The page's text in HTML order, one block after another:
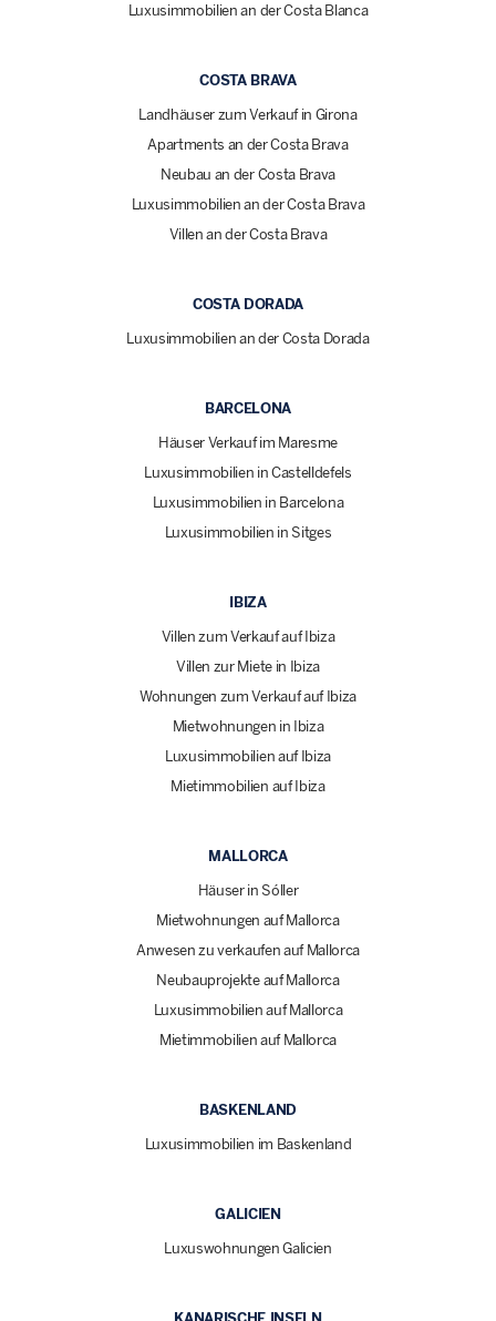
Luxusimmobilien an der Costa Blanca
COSTA BRAVA
Landhäuser zum Verkauf in Girona
Apartments an der Costa Brava
Neubau an der Costa Brava
Luxusimmobilien an der Costa Brava
Villen an der Costa Brava
COSTA DORADA
Luxusimmobilien an der Costa Dorada
BARCELONA
Häuser Verkauf im Maresme
Luxusimmobilien in Castelldefels
Luxusimmobilien in Barcelona
Luxusimmobilien in Sitges
IBIZA
Villen zum Verkauf auf Ibiza
Villen zur Miete in Ibiza
Wohnungen zum Verkauf auf Ibiza
Mietwohnungen in Ibiza
Luxusimmobilien auf Ibiza
Mietimmobilien auf Ibiza
MALLORCA
Häuser in Sóller
Mietwohnungen auf Mallorca
Anwesen zu verkaufen auf Mallorca
Neubauprojekte auf Mallorca
Luxusimmobilien auf Mallorca
Mietimmobilien auf Mallorca
BASKENLAND
Luxusimmobilien im Baskenland
GALICIEN
Luxuswohnungen Galicien